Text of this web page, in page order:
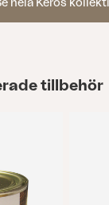
hela Keros
tillbehör